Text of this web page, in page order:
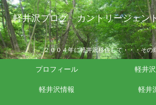
軽井沢ブログ カントリージェン
２００４年に軽井沢移住して・・・その
プロフィール 軽井
軽井沢情報 軽井